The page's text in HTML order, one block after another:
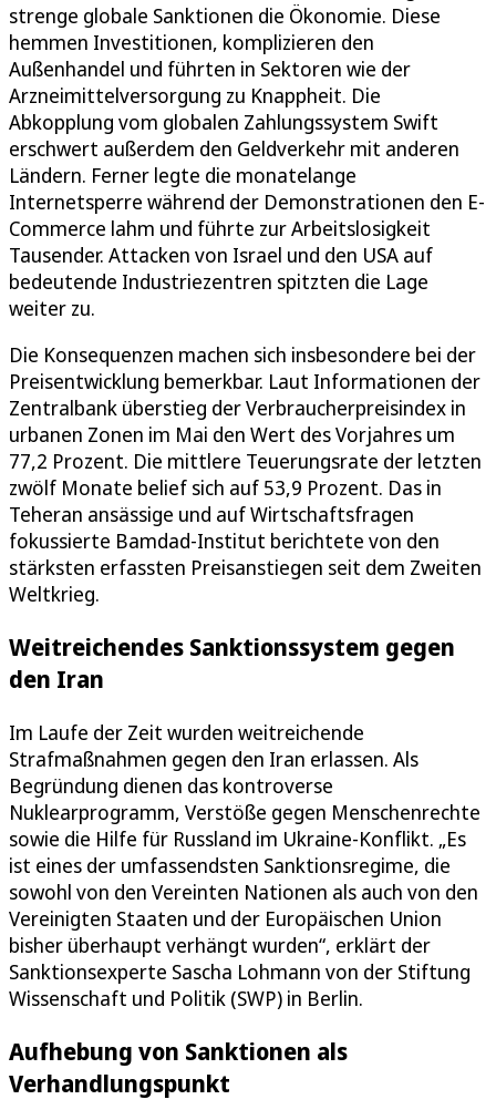
strenge globale Sanktionen die Ökonomie. Diese
hemmen Investitionen, komplizieren den
Außenhandel und führten in Sektoren wie der
Arzneimittelversorgung zu Knappheit. Die
Abkopplung vom globalen Zahlungssystem Swift
erschwert außerdem den Geldverkehr mit anderen
Ländern. Ferner legte die monatelange
Internetsperre während der Demonstrationen den E-
Commerce lahm und führte zur Arbeitslosigkeit
Tausender. Attacken von Israel und den USA auf
bedeutende Industriezentren spitzten die Lage
weiter zu.
Die Konsequenzen machen sich insbesondere bei der
Preisentwicklung bemerkbar. Laut Informationen der
Zentralbank überstieg der Verbraucherpreisindex in
urbanen Zonen im Mai den Wert des Vorjahres um
77,2 Prozent. Die mittlere Teuerungsrate der letzten
zwölf Monate belief sich auf 53,9 Prozent. Das in
Teheran ansässige und auf Wirtschaftsfragen
fokussierte Bamdad-Institut berichtete von den
stärksten erfassten Preisanstiegen seit dem Zweiten
Weltkrieg.
Weitreichendes Sanktionssystem gegen
den Iran
Im Laufe der Zeit wurden weitreichende
Strafmaßnahmen gegen den Iran erlassen. Als
Begründung dienen das kontroverse
Nuklearprogramm, Verstöße gegen Menschenrechte
sowie die Hilfe für Russland im Ukraine-Konflikt. „Es
ist eines der umfassendsten Sanktionsregime, die
sowohl von den Vereinten Nationen als auch von den
Vereinigten Staaten und der Europäischen Union
bisher überhaupt verhängt wurden“, erklärt der
Sanktionsexperte Sascha Lohmann von der Stiftung
Wissenschaft und Politik (SWP) in Berlin.
Aufhebung von Sanktionen als
Verhandlungspunkt